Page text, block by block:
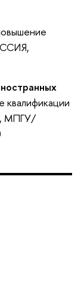
квалификации
МПГУ/